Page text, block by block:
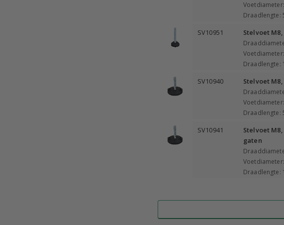
Draadlengte:
SV10951 Stelvoet
Draadlengte:
SV10940 Stelvoet
Draadlengte:
SV10941
Stelvoet
gaten
Draadlengte: